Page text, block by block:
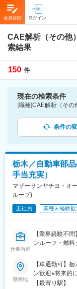
会員登録 ログイン
CAE解析（その他
索結果
150 件
現在の検索条件
条件の
栃木／自動車部
手当充実）
マザーサンヤチヨ・オ
ループ)
正社員 業種未経験歓
仕事内容
【業界経験不
ンルーフ・燃
勤務地
【車通勤可】
ン歓迎※将来的
【最寄り駅】